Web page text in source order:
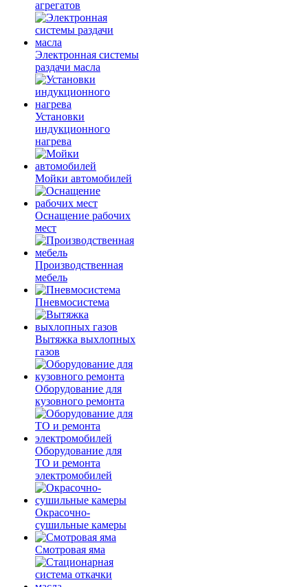
агрегатов
Электронная системы
раздачи масла
Установки
индукционного
нагрева
Мойки автомобилей
Оснащение рабочих
мест
Производственная
мебель
Пневмосистема
Вытяжка выхлопных
газов
Оборудование для
кузовного ремонта
Оборудование для
ТО и ремонта
электромобилей
Окрасочно-
сушильные камеры
Смотровая яма